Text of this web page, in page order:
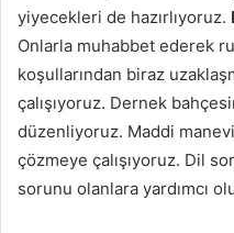
yiyecekleri de hazırlıyoruz.
Onlarla muhabbet ederek
koşullarından biraz
çalışıyoruz. Dernek
düzenliyoruz. Maddi
çözmeye çalışıyoruz. Dil
sorunu olanlara yardımcı